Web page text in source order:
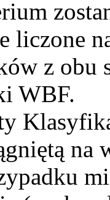
liczone
z obu
WBF.
na